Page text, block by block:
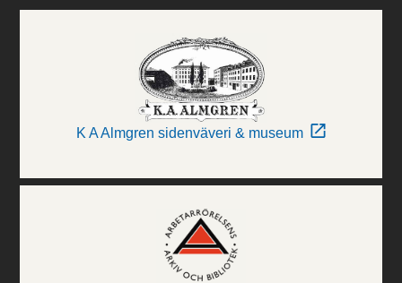
K A Almgren sidenväveri & museum